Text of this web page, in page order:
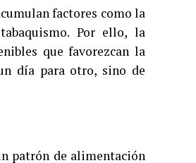
factores como la
Por ello, la
que favorezcan la
día para otro, sino de
patrón de alimentación